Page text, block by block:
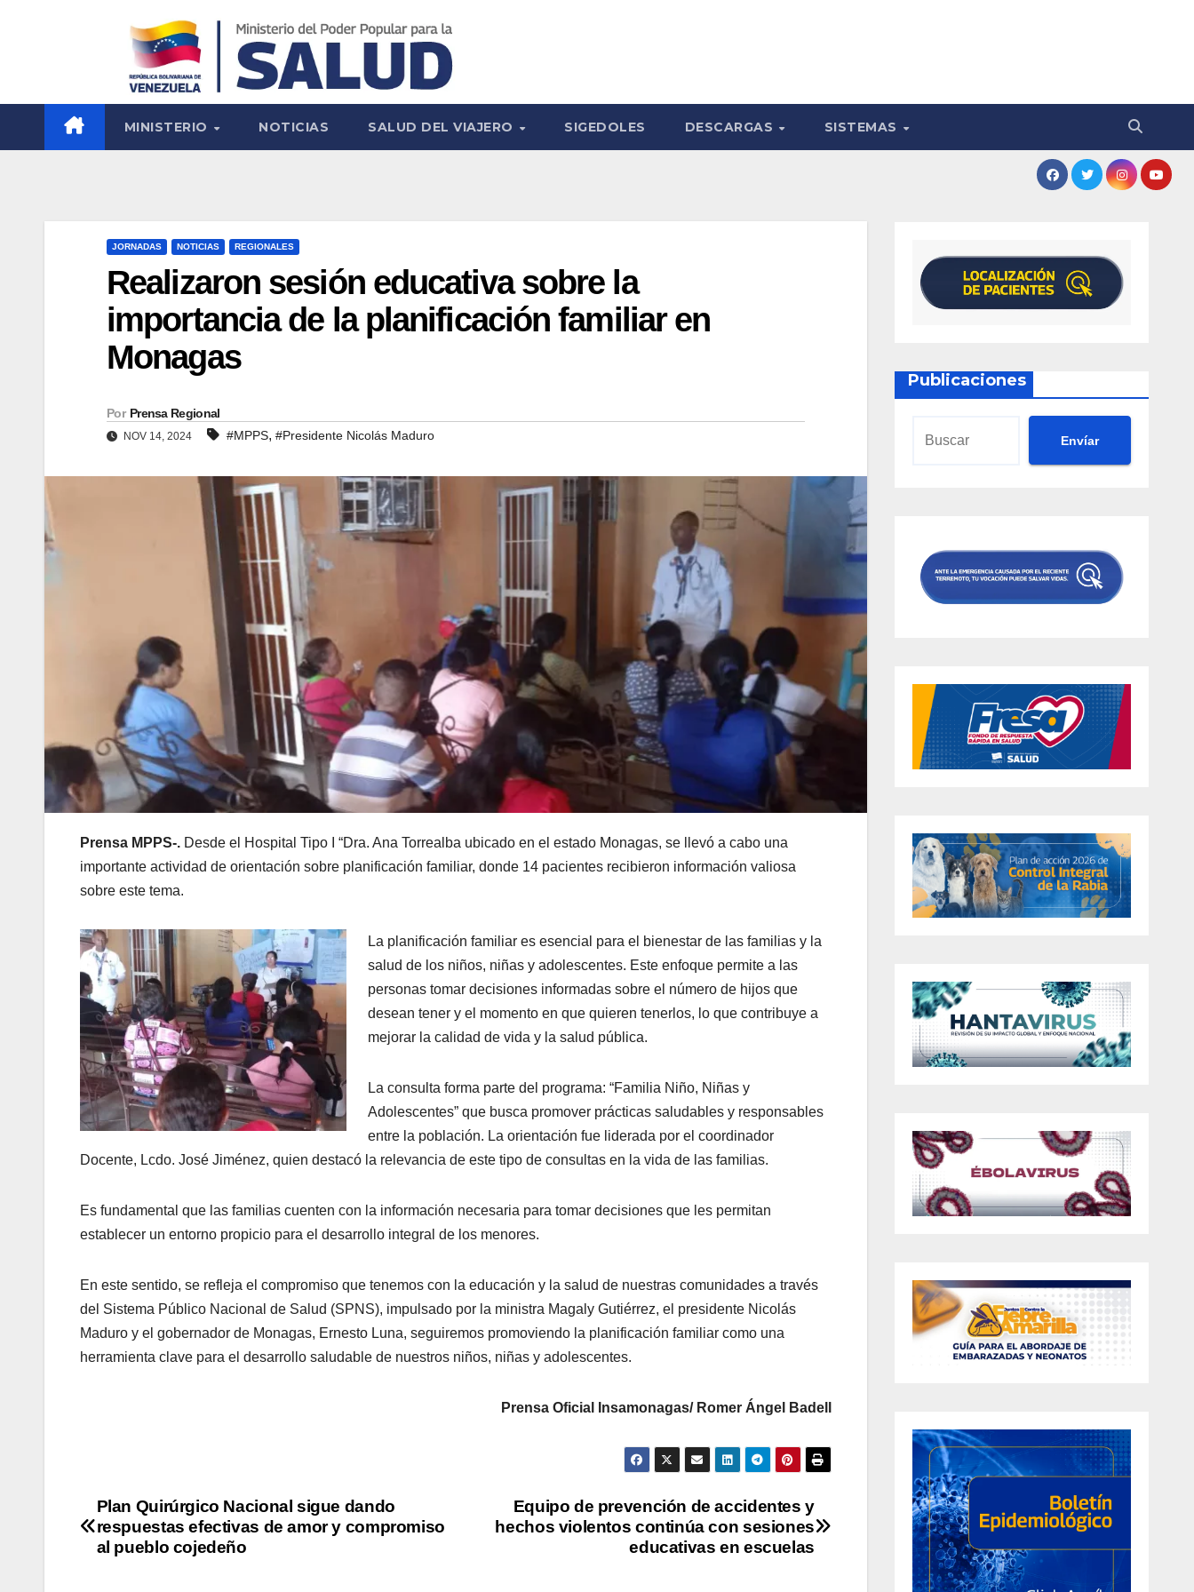
MINISTERIO NOTICIAS SALUD DEL VIAJERO SIGEDOLES DESCARGAS SISTEMAS
JORNADAS NOTICIAS REGIONALES
Realizaron sesión educativa sobre la
importancia de la planificación familiar en
Monagas
Por Prensa Regional
NOV 14, 2024 #MPPS, #Presidente Nicolás Maduro
Prensa MPPS-. Desde el Hospital Tipo I “Dra. Ana Torrealba ubicado en el estado Monagas, se llevó a cabo una
importante actividad de orientación sobre planificación familiar, donde 14 pacientes recibieron información valiosa
sobre este tema.
La planificación familiar es esencial para el bienestar de las familias y la
salud de los niños, niñas y adolescentes. Este enfoque permite a las
personas tomar decisiones informadas sobre el número de hijos que
desean tener y el momento en que quieren tenerlos, lo que contribuye a
mejorar la calidad de vida y la salud pública.
La consulta forma parte del programa: “Familia Niño, Niñas y
Adolescentes” que busca promover prácticas saludables y responsables
entre la población. La orientación fue liderada por el coordinador
Docente, Lcdo. José Jiménez, quien destacó la relevancia de este tipo de consultas en la vida de las familias.
Es fundamental que las familias cuenten con la información necesaria para tomar decisiones que les permitan
establecer un entorno propicio para el desarrollo integral de los menores.
En este sentido, se refleja el compromiso que tenemos con la educación y la salud de nuestras comunidades a través
del Sistema Público Nacional de Salud (SPNS), impulsado por la ministra Magaly Gutiérrez, el presidente Nicolás
Maduro y el gobernador de Monagas, Ernesto Luna, seguiremos promoviendo la planificación familiar como una
herramienta clave para el desarrollo saludable de nuestros niños, niñas y adolescentes.
Prensa Oficial Insamonagas/ Romer Ángel Badell
Equipo de prevención de accidentes y
hechos violentos continúa con sesiones
educativas en escuelas
Plan Quirúrgico Nacional sigue dando
respuestas efectivas de amor y compromiso
al pueblo cojedeño
Publicaciones
Envíar